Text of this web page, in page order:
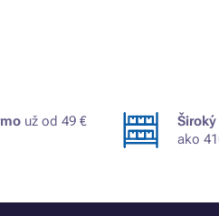
už od 49 € Široký
ako